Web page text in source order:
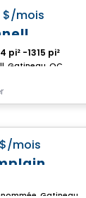
en cours
$/mois
pi² -1315 pi²
Gatineau, QC
/mois